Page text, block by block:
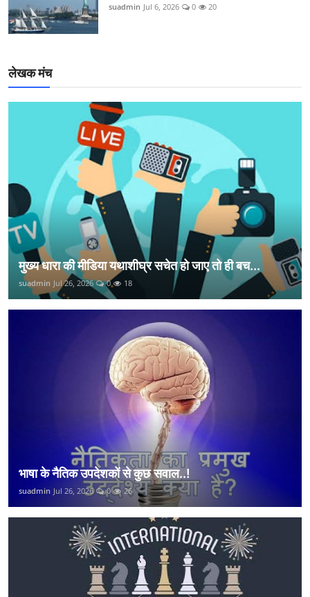
suadmin Jul 6, 2026 0 20
लेखक मंच
मुख्य धारा की मीडिया यथाशीघ्र सचेत हो जाए तो ही बच...
suadmin Jul 26, 2026 0 18
भाषा के नैतिक उपदेशकों से कुछ सवाल..!
suadmin Jul 26, 2026 0 26